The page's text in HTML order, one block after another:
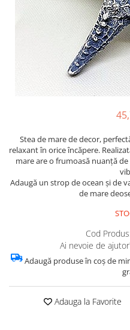
Barci, vapoare, ambarcatiuni
Decoratiuni care se agata
Stea de mare de decor,
relaxant în orice încăpere.
mare are o frumoasă nuanță
Adaugă un strop de ocean și de
de mare
Cod
Ai nevoie de
Adaugă produse în coș de
Adauga la Favorite